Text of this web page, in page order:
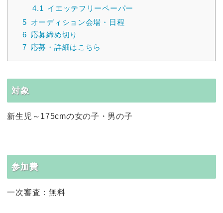
4.1 イエッテフリーペーパー
5 オーディション会場・日程
6 応募締め切り
7 応募・詳細はこちら
対象
新生児～175cmの女の子・男の子
参加費
一次審査：無料